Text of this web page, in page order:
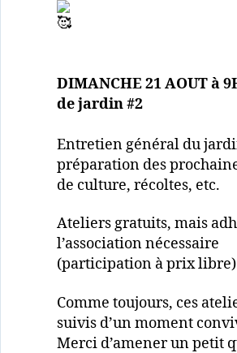
DIMANCHE 21 AOUT à
de jardin #2
Entretien général du
préparation des
de culture, récoltes, etc.
Ateliers gratuits, mais
l’association nécessaire
(participation à prix libre)
Comme toujours, ces
suivis d’un moment
Merci d’amener un petit